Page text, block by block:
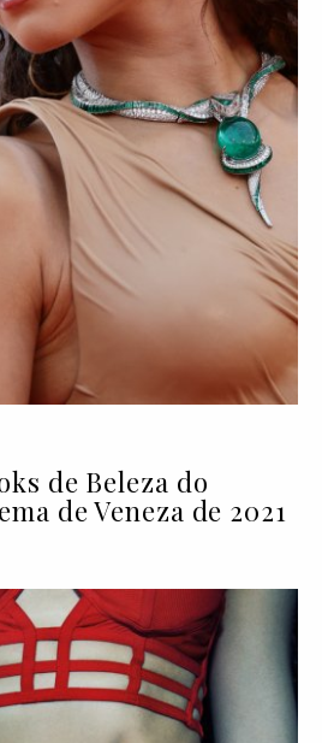
de Beleza do
de Veneza de 2021